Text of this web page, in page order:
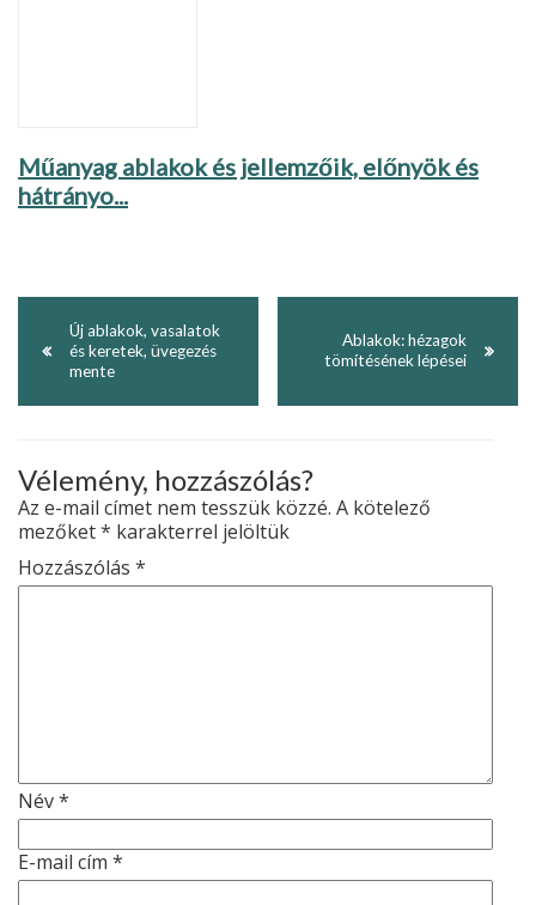
Műanyag ablakok és jellemzőik, előnyök és
hátrányo...
Új ablakok, vasalatok
és keretek, üvegezés
mente
Ablakok: hézagok
tömítésének lépései
Vélemény, hozzászólás?
Az e-mail címet nem tesszük közzé. A kötelező
mezőket* karakterrel jelöltük
Hozzászólás *
Név*
E-mail cím *